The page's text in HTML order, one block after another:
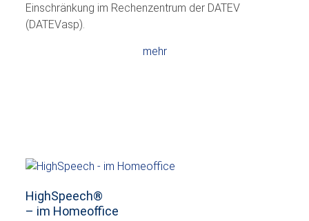
Einschränkung im Rechenzentrum der DATEV
(DATEVasp).
mehr
HighSpeech®
– im Homeoffice